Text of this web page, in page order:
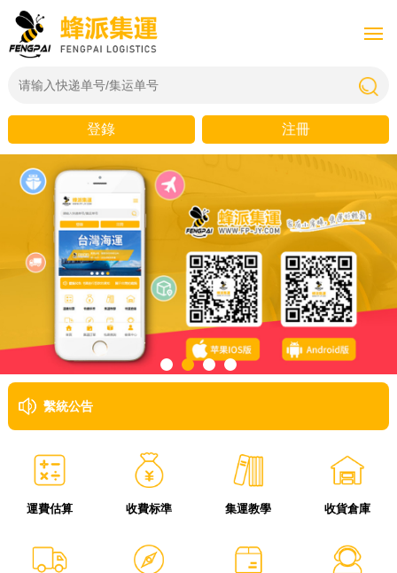
登錄 注冊
繫統公告
運費估算 收費标準 集運教學 收貨倉庫